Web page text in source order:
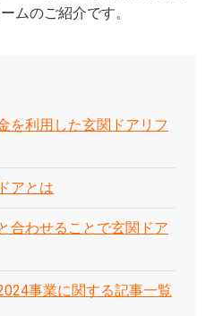
ムのご紹介です。
を利用した玄関ドアリフ
アとは
合わせることで玄関ドア
事業に関する記事一覧